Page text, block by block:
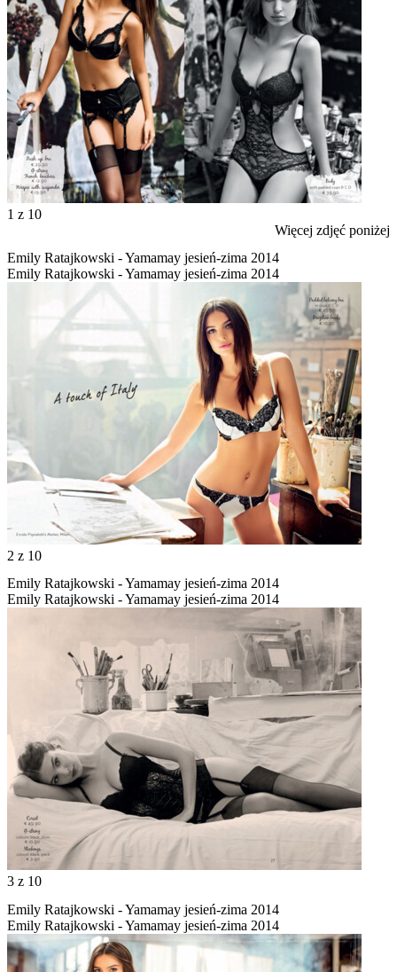
1 z 10
Więcej zdjęć poniżej
Emily Ratajkowski - Yamamay jesień-zima 2014
Emily Ratajkowski - Yamamay jesień-zima 2014
2 z 10
Emily Ratajkowski - Yamamay jesień-zima 2014
Emily Ratajkowski - Yamamay jesień-zima 2014
3 z 10
Emily Ratajkowski - Yamamay jesień-zima 2014
Emily Ratajkowski - Yamamay jesień-zima 2014